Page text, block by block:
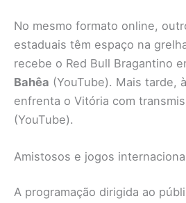
No mesmo formato online,
estaduais têm espaço na
recebe o Red Bull Bragantino
Bahêa (YouTube). Mais tarde,
enfrenta o Vitória com
(YouTube).
Amistosos e jogos
A programação dirigida ao